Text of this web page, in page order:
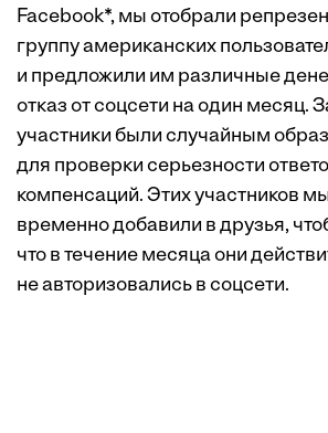
Facebook*, мы отобрали
группу американских
и предложили им различные
отказ от соцсети на один месяц.
участники были случайным
для проверки серьезности
компенсаций. Этих участников
временно добавили в друзья,
что в течение месяца они
не авторизовались в соцсети.